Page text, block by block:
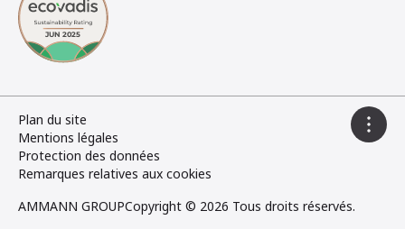
Plan du site
Mentions légales
Protection des données
Remarques relatives aux cookies
AMMANN GROUPCopyright © 2026 Tous droits réservés.